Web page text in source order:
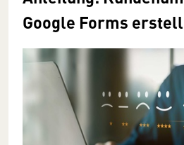
Google Forms